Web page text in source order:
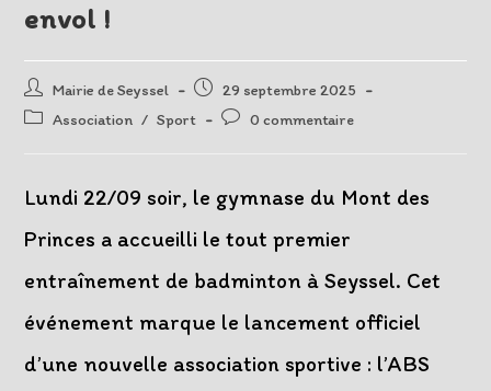
envol !
Auteur/autrice
de
Mairie de Seyssel
Post
published:
29 septembre 2025
PostAssociation / Sport
Post0 commentaire
Lundi 22/09 soir, le gymnase du Mont des
Princes a accueilli le tout premier
entraînement de badminton à Seyssel. Cet
événement marque le lancement officiel
d’une nouvelle association sportive : l’ABS